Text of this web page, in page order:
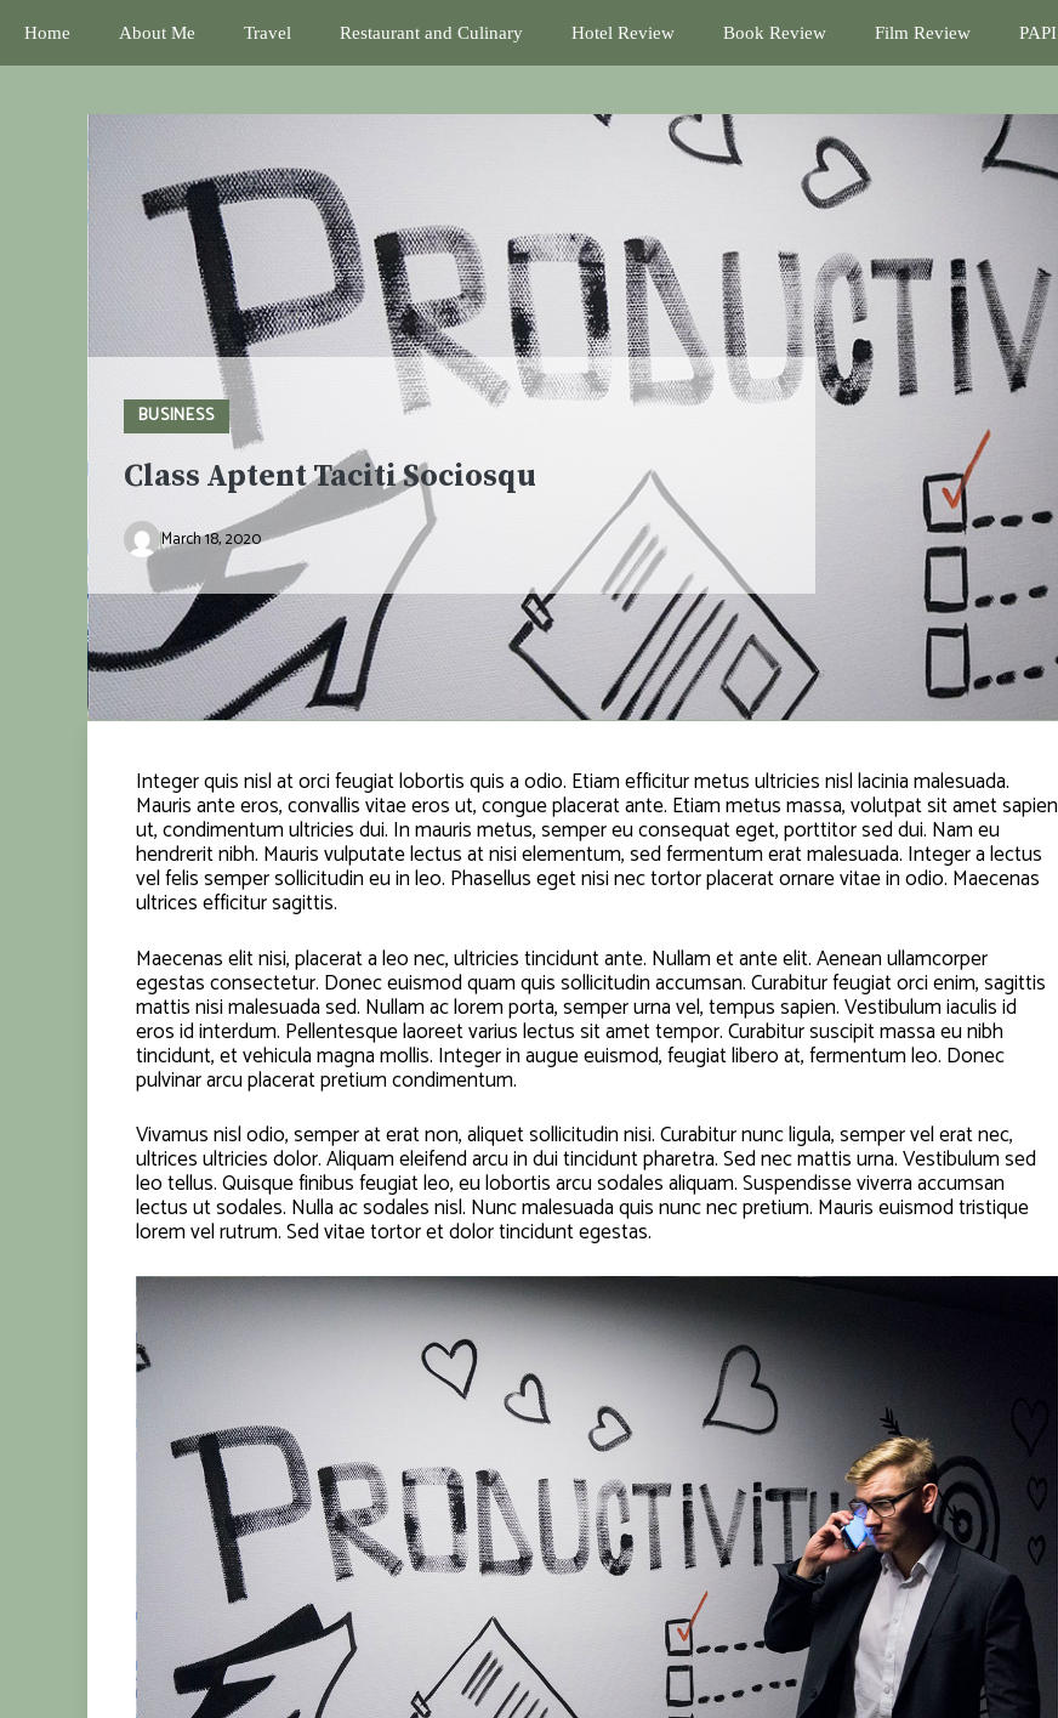
Home About Me Travel Restaurant and Culinary Hotel Review Book Review Film Review PAPI
BUSINESS
Class Aptent Taciti Sociosqu
March 18, 2020
Integer quis nisl at orci feugiat lobortis quis a odio. Etiam efficitur metus ultricies nisl lacinia malesuada.
Mauris ante eros, convallis vitae eros ut, congue placerat ante. Etiam metus massa, volutpat sit amet sapien
ut, condimentum ultricies dui. In mauris metus, semper eu consequat eget, porttitor sed dui. Nam eu
hendrerit nibh. Mauris vulputate lectus at nisi elementum, sed fermentum erat malesuada. Integer a lectus
vel felis semper sollicitudin eu in leo. Phasellus eget nisi nec tortor placerat ornare vitae in odio. Maecenas
ultrices efficitur sagittis.
Maecenas elit nisi, placerat a leo nec, ultricies tincidunt ante. Nullam et ante elit. Aenean ullamcorper
egestas consectetur. Donec euismod quam quis sollicitudin accumsan. Curabitur feugiat orci enim, sagittis
mattis nisi malesuada sed. Nullam ac lorem porta, semper urna vel, tempus sapien. Vestibulum iaculis id
eros id interdum. Pellentesque laoreet varius lectus sit amet tempor. Curabitur suscipit massa eu nibh
tincidunt, et vehicula magna mollis. Integer in augue euismod, feugiat libero at, fermentum leo. Donec
pulvinar arcu placerat pretium condimentum.
Vivamus nisl odio, semper at erat non, aliquet sollicitudin nisi. Curabitur nunc ligula, semper vel erat nec,
ultrices ultricies dolor. Aliquam eleifend arcu in dui tincidunt pharetra. Sed nec mattis urna. Vestibulum sed
leo tellus. Quisque finibus feugiat leo, eu lobortis arcu sodales aliquam. Suspendisse viverra accumsan
lectus ut sodales. Nulla ac sodales nisl. Nunc malesuada quis nunc nec pretium. Mauris euismod tristique
lorem vel rutrum. Sed vitae tortor et dolor tincidunt egestas.